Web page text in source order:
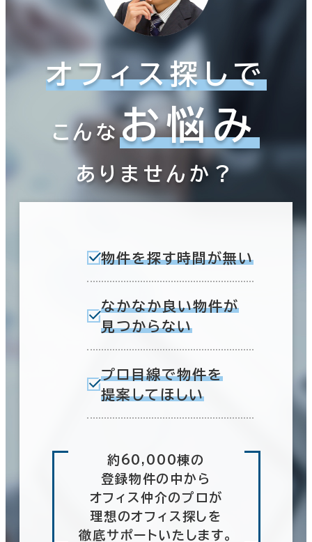
オフィス探しで
こんなお悩み
ありませんか？
物件を探す時間が無い
なかなか良い物件が
見つからない
プロ目線で物件を
提案してほしい
約60,000棟の
登録物件の中から
オフィス仲介のプロが
理想のオフィス探しを
徹底サポートいたします。